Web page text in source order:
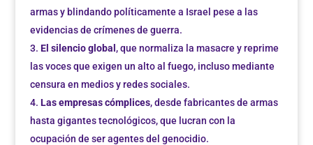
armas y blindando políticamente a Israel pese a las
evidencias de crímenes de guerra.
El silencio global , que normaliza la masacre y reprime
las voces que exigen un alto al fuego, incluso mediante
censura en medios y redes sociales.
Las empresas cómplices, desde fabricantes de armas
hasta gigantes tecnológicos, que lucran con la
ocupación de ser agentes del genocidio.